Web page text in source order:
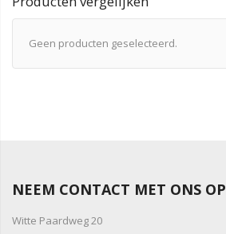
Geen producten geselecteerd.
NEEM CONTACT MET ONS OP
Witte Paardweg 20